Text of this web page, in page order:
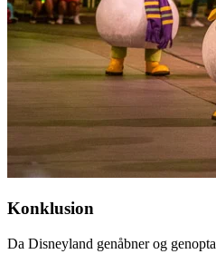
Konklusion
Da Disneyland genåbner og